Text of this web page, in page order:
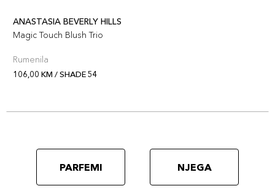
ANASTASIA BEVERLY HILLS
Magic Touch Blush Trio
Rumenila
106,00 KM / SHADE 54
PARFEMI NJEGA